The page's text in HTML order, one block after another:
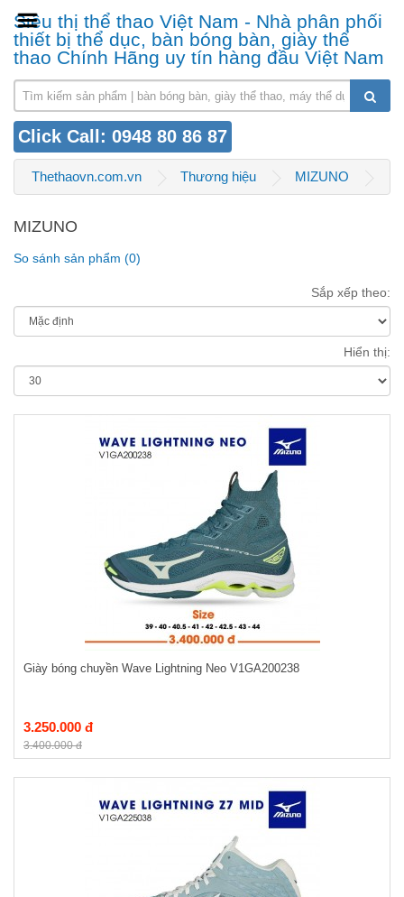
Siêu thị thể thao Việt Nam - Nhà phân phối
thiết bị thể dục, bàn bóng bàn, giày thể
thao Chính Hãng uy tín hàng đầu Việt Nam
Click Call: 0948 80 86 87
Thethaovn.com.vn Thương hiệu MIZUNO
MIZUNO
So sánh sản phẩm (0)
Sắp xếp theo:
Hiển thị:
Giày bóng chuyền Wave Lightning Neo V1GA200238
3.250.000 đ
3.400.000 đ